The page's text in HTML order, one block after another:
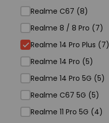
Realme C67 (8)
Realme 8 / 8 Pro (7)
Realme 14 Pro Plus (7)
Realme 14 Pro (5)
Realme 14 Pro 5G (5)
Realme C67 5G (5)
Realme 11 Pro 5G (4)